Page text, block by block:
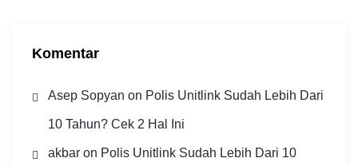
Komentar
Asep Sopyan on Polis Unitlink Sudah Lebih Dari
10 Tahun? Cek 2 Hal Ini
akbaron Polis Unitlink Sudah Lebih Dari 10